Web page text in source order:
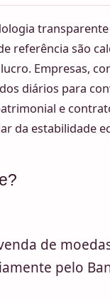
referência são
Empresas,
diários para
e
da estabilidade
de
pelo